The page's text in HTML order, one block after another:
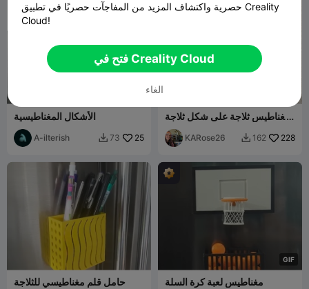
الأشكال المغناطيسية
A-ilterish  73 25

مغناطيس ثلاجة على شكل ثلاجة
يحمل ملاحظات لاصقة
KARose26  162 228
حامل قلم مغناطيسي للثلاجة
GIF
مغناطيس لعبة كرة السلة
حصرية واكتشاف المزيد من المفاجآت حصريًا في تطبيق Creality
Cloud!
فتح في Creality Cloud
الغاء